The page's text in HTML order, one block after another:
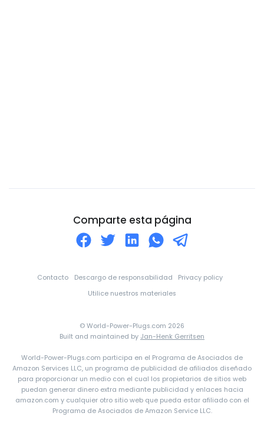
Costa Rica
Dinamarca
Djibouti
Dominica
Comparte esta página
Contacto Descargo de responsabilidad
Privacy policy
Utilice nuestros materiales
© World-Power-Plugs.com 2026
Built and maintained by Jan-Henk Gerritsen
World-Power-Plugs.com participa en el Programa de Asociados de
Amazon Services LLC, un programa de publicidad de afiliados diseñado
para proporcionar un medio con el cual los propietarios de sitios web
puedan generar dinero extra mediante publicidad y enlaces hacia
amazon.com y cualquier otro sitio web que pueda estar afiliado con el
Programa de Asociados de Amazon Service LLC.